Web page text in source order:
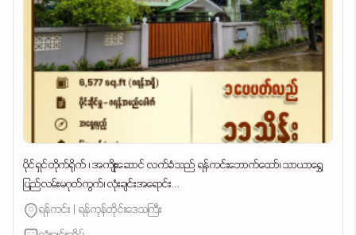
ပိုင်ရှင်တိုက်ရိုက် ၊ အကျိုးဆောင် လက်ခံသည် ရန်ကင်းဘောက်ထော်၊ သာယာရွှေ
ပြည်လမ်းမဂုတ်ကွက်၊ လုံးချင်းအရောင်း...
ရန်ကင်း | ရန်ကုန်တိုင်းဒေသကြီး